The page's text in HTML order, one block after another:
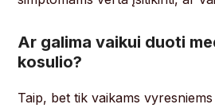
Ar galima vaikui duoti
kosulio?
Taip, bet tik vaikams vyresniems